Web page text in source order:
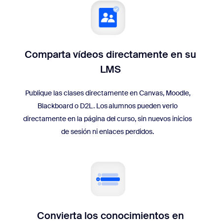
Comparta vídeos directamente en su
LMS
Publique las clases directamente en Canvas, Moodle,
Blackboard o D2L. Los alumnos pueden verlo
directamente en la página del curso, sin nuevos inicios
de sesión ni enlaces perdidos.
Convierta los conocimientos en